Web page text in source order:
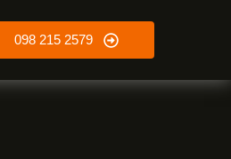
098 215 2579